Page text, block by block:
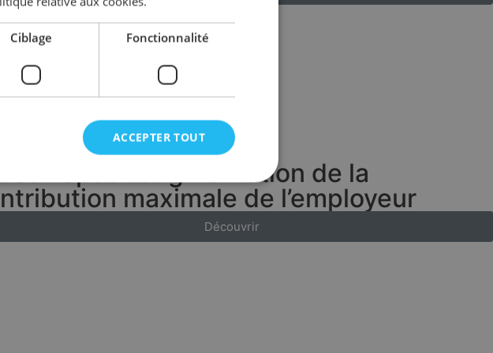
repas : augmentation de la
maximale de l’employeur
Découvrir
Ciblage Fonctionnalité
ACCEPTER TOUT